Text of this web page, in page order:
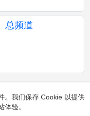
总频道
。我们保存 Cookie 以提供
体验。